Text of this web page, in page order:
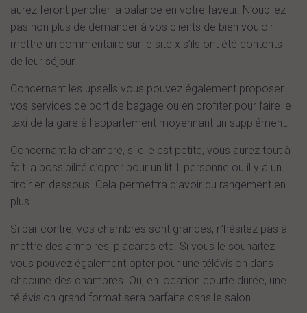
aurez feront pencher la balance en votre faveur. N’oubliez
pas non plus de demander à vos clients de bien vouloir
mettre un commentaire sur le site x s’ils ont été contents
de leur séjour.
Concernant les upsells vous pouvez également proposer
vos services de port de bagage ou en profiter pour faire le
taxi de la gare à l’appartement moyennant un supplément.
Concernant la chambre, si elle est petite, vous aurez tout à
fait la possibilité d’opter pour un lit 1 personne ou il y a un
tiroir en dessous. Cela permettra d’avoir du rangement en
plus.
Si par contre, vos chambres sont grandes, n’hésitez pas à
mettre des armoires, placards etc. Si vous le souhaitez
vous pouvez également opter pour une télévision dans
chacune des chambres. Ou, en location courte durée, une
télévision grand format sera parfaite dans le salon.